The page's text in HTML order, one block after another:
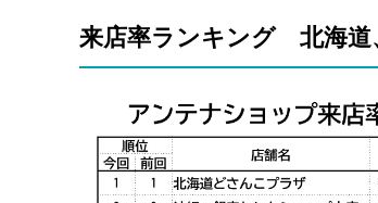
来店率ランキング 北海道